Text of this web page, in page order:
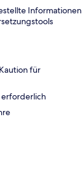
Informationen
für
erforderlich